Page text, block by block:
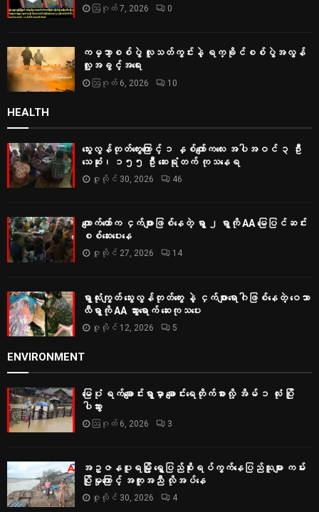
ဩဂုတ် 7, 2026 0
ကမ္ဘာ့စစ်ပွဲ လူသတ်ကွင်းနဲ့ ရက္ခိုင်စစ်ပွဲအလွန်
လူ့အခွင့်အရေး
ဩဂုတ် 6, 2026 10
HEALTH
သွေးလွန်တုတ်ကွေးကြောင့် ၁ နှစ်ကျော်ကလေး အပါအဝင် ၃ ဦး
သေဆုံး၊ ၁၅၅ ဦး ဆေးရုံတက် ကုသနေရ
ဇူလိုင် 30, 2026 46
ကျောက်တော်က ငှက်ဖျားဖြစ်နေတဲ့ ရွာ ၂ ရွာကို AA မြေပြင်ဆင်း
စစ်‌ဆေးပေးနေ
ဇူလိုင် 27, 2026 14
ရွာလုံးကျွတ် သွေးလွန်တုတ်ကွေး နဲ့ ငှက်ဖျားရောဂါဖြစ်နေတဲ့ ဝေသာ
လီရွာကို AA သွားရောက် ဆေးကုသပေး
ဇူလိုင် 12, 2026 5
ENVIRONMENT
မြေပုံ ရက်ချောင်းရွာမှာ ချောင်းရေတိုက်စားလို့ အိမ် ၁ လုံး ပြို
ပါသွား
ဩဂုတ် 6, 2026 3
အဥ္ဇနပူရမြို့ ရွှေပြည်စိုးရပ်ကွက်နေပြည်သူများ ကမ်း
ပြိုမှုကြောင့် အကူအညီ လိုအပ်နေ
ဇူလိုင် 30, 2026 4